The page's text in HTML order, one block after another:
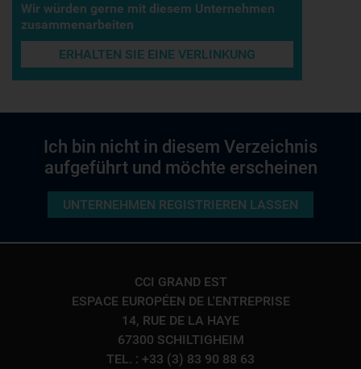
Wir würden gerne mit diesem Unternehmen
zusammenarbeiten
ERHALTEN SIE EINE VERLINKUNG
Ich bin nicht in diesem Verzeichnis
aufgeführt und möchte erscheinen
UNTERNEHMEN REGISTRIEREN LASSEN
CCI GRAND EST
ESPACE EUROPÉEN DE L'ENTREPRISE
14, RUE DE LA HAYE
67300 SCHILTIGHEIM
TEL. : +33 (3) 83 90 88 63